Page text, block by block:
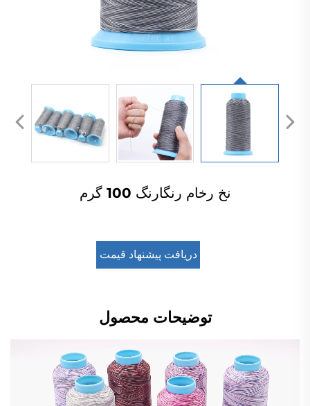
نخ رخام رنگارنگ 100 گرم
دریافت پیشنهاد قیمت
توضیحات محصول